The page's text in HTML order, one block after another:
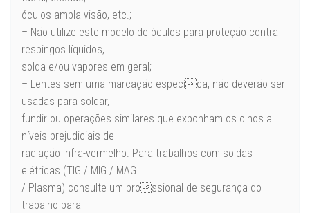
óculos ampla visão, etc.;
– Não utilize este modelo de óculos para proteção contra
respingos líquidos,
solda e/ou vapores em geral;
– Lentes sem uma marcação especíca, não deverão ser
usadas para soldar,
fundir ou operações similares que exponham os olhos a
níveis prejudiciais de
radiação infra-vermelho. Para trabalhos com soldas
elétricas (TIG / MIG / MAG
/ Plasma) consulte um prossional de segurança do
trabalho para